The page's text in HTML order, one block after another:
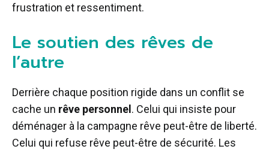
frustration et ressentiment.
Le soutien des rêves de
l’autre
Derrière chaque position rigide dans un conflit se
cache un rêve personnel. Celui qui insiste pour
déménager à la campagne rêve peut-être de liberté.
Celui qui refuse rêve peut-être de sécurité. Les